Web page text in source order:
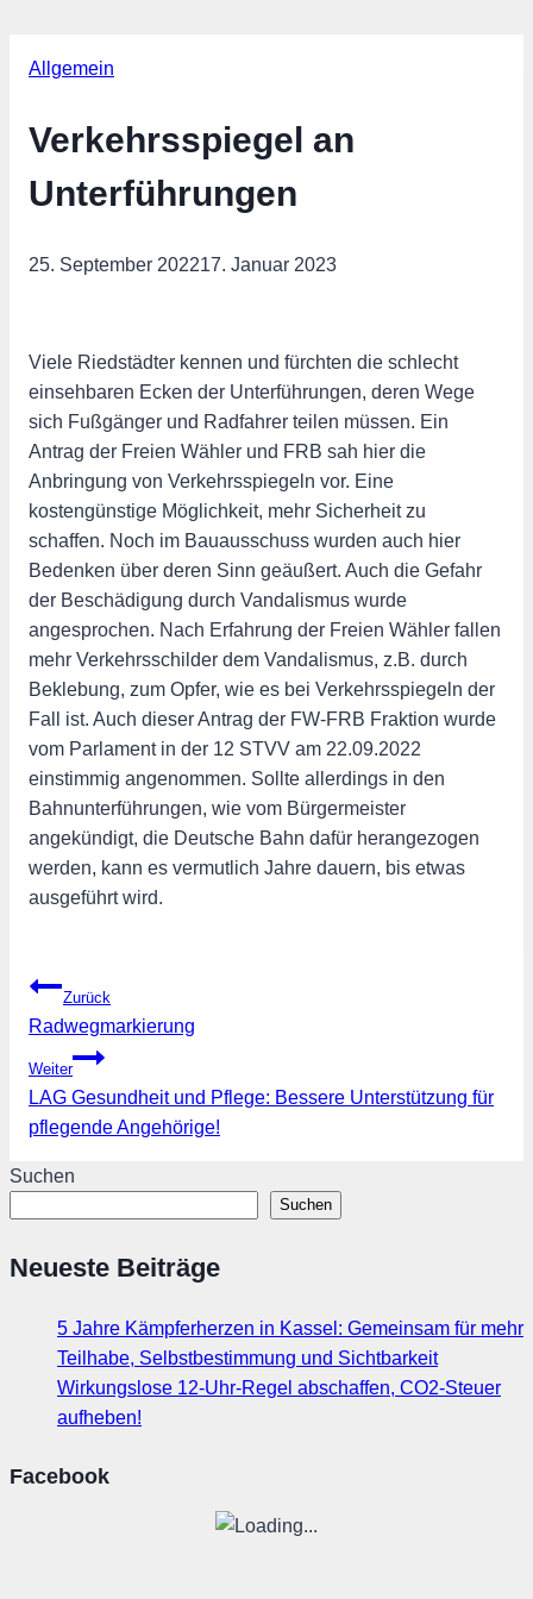
Allgemein
Verkehrsspiegel an
Unterführungen
25. September 202217. Januar 2023
Viele Riedstädter kennen und fürchten die schlecht
einsehbaren Ecken der Unterführungen, deren Wege
sich Fußgänger und Radfahrer teilen müssen. Ein
Antrag der Freien Wähler und FRB sah hier die
Anbringung von Verkehrsspiegeln vor. Eine
kostengünstige Möglichkeit, mehr Sicherheit zu
schaffen. Noch im Bauausschuss wurden auch hier
Bedenken über deren Sinn geäußert. Auch die Gefahr
der Beschädigung durch Vandalismus wurde
angesprochen. Nach Erfahrung der Freien Wähler fallen
mehr Verkehrsschilder dem Vandalismus, z.B. durch
Beklebung, zum Opfer, wie es bei Verkehrsspiegeln der
Fall ist. Auch dieser Antrag der FW-FRB Fraktion wurde
vom Parlament in der 12 STVV am 22.09.2022
einstimmig angenommen. Sollte allerdings in den
Bahnunterführungen, wie vom Bürgermeister
angekündigt, die Deutsche Bahn dafür herangezogen
werden, kann es vermutlich Jahre dauern, bis etwas
ausgeführt wird.
Beitragsnavigation
Zurück
Radwegmarkierung
Weiter
LAG Gesundheit und Pflege: Bessere Unterstützung für
pflegende Angehörige!
Suchen
Suchen
Neueste Beiträge
5 Jahre Kämpferherzen in Kassel: Gemeinsam für mehr
Teilhabe, Selbstbestimmung und Sichtbarkeit
Wirkungslose 12-Uhr-Regel abschaffen, CO2-Steuer
aufheben!
Facebook